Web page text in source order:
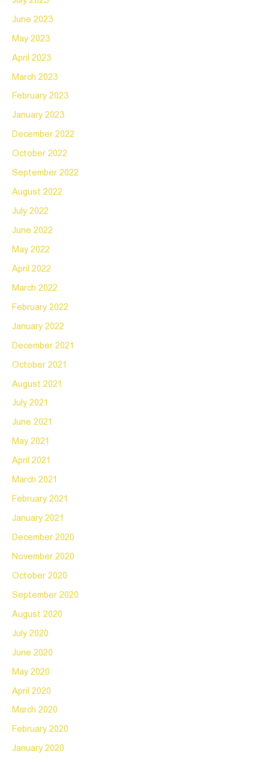
June 2023
May 2023
April 2023
March 2023
February 2023
January 2023
December 2022
October 2022
September 2022
August 2022
July 2022
June 2022
May 2022
April 2022
March 2022
February 2022
January 2022
December 2021
October 2021
August 2021
July 2021
June 2021
May 2021
April 2021
March 2021
February 2021
January 2021
December 2020
November 2020
October 2020
September 2020
August 2020
July 2020
June 2020
May 2020
April 2020
March 2020
February 2020
January 2020